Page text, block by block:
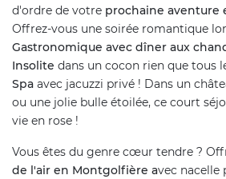
d'ordre de votre prochaine aventure
Offrez-vous une soirée romantique
Gastronomique avec dîner aux
Insolite dans un cocon rien que tous
Spa avec jacuzzi privé ! Dans un
ou une jolie bulle étoilée, ce court
vie en rose !
Vous êtes du genre cœur tendre ?
de l'air en Montgolfière avec nacelle